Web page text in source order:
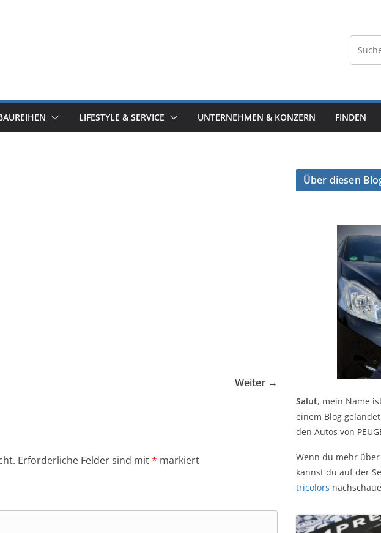
LIFESTYLE & SERVICE UNTERNEHMEN & KONZERN FINDEN
Weiter →
Erforderliche Felder sind mit* markiert
Über diesen
Salut, mein Name
einem Blog
den Autos von
Wenn du mehr
kannst du auf der
tricolors